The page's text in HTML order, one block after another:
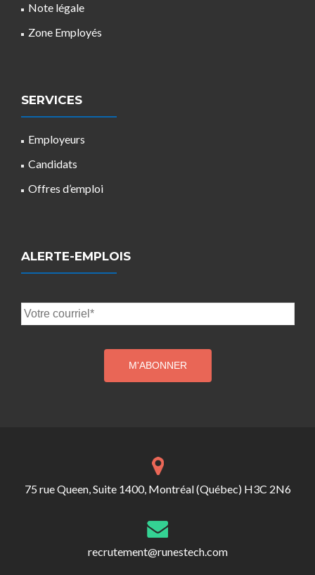
Note légale
Zone Employés
SERVICES
Employeurs
Candidats
Offres d’emploi
ALERTE-EMPLOIS
75 rue Queen, Suite 1400, Montréal (Québec) H3C 2N6
recrutement@runestech.com